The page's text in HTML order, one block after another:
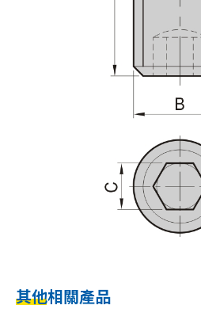
其他相關產品